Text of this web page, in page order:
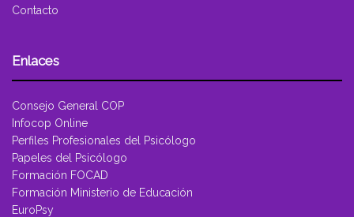
Contacto
Enlaces
Consejo General COP
Infocop Online
Perfiles Profesionales del Psicólogo
Papeles del Psicólogo
Formación FOCAD
Formación Ministerio de Educación
EuroPsy